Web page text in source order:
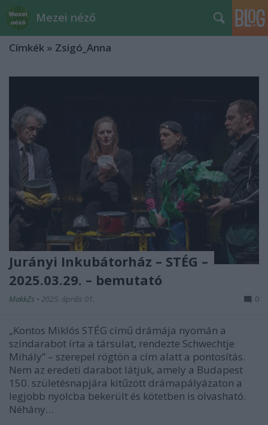
Mezei néző
Címkék » Zsigó_Anna
Jurányi Inkubátorház – STÉG –
2025.03.29. – bemutató
MakkZs • 2025. április 01. 0
„Kontos Miklós STÉG című drámája nyomán a
színdarabot írta a társulat, rendezte Schwechtje
Mihály” – szerepel rögtön a cím alatt a pontosítás.
Nem az eredeti darabot látjuk, amely a Budapest
150. születésnapjára kitűzött drámapályázaton a
legjobb nyolcba bekerült és kötetben is olvasható.
Néhány…